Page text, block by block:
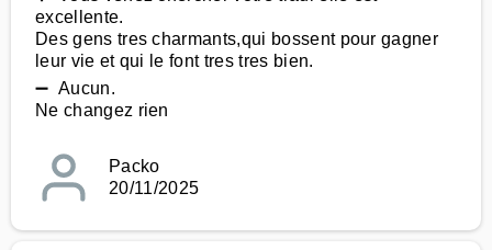
excellente.
Des gens tres charmants,qui bossent pour gagner
leur vie et qui le font tres tres bien.
➖ Aucun.
Ne changez rien
Packo
20/11/2025